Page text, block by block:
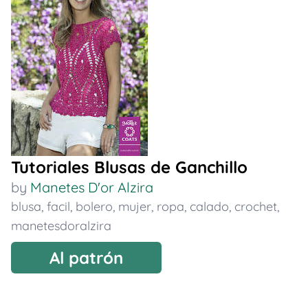
Tutoriales Blusas de Ganchillo
by Manetes D'or Alzira
blusa, facil, bolero, mujer, ropa, calado, crochet,
manetesdoralzira
Al patrón